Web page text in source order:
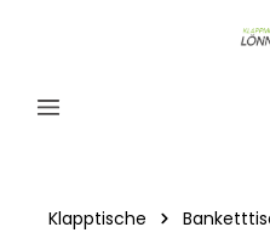
Klapptische